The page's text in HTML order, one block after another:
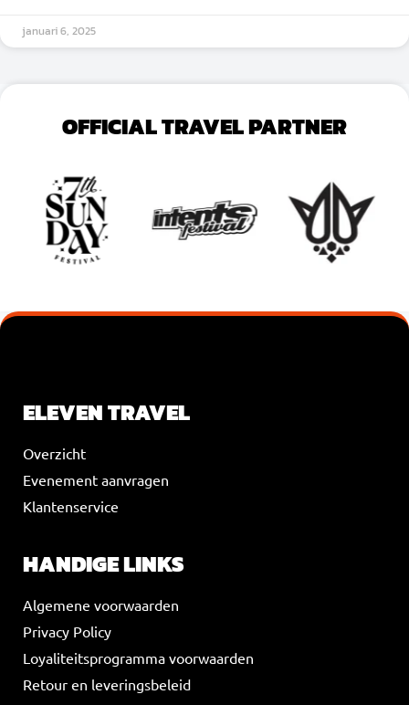
januari 6, 2025
OFFICIAL TRAVEL PARTNER
ELEVEN TRAVEL
Overzicht
Evenement aanvragen
Klantenservice
HANDIGE LINKS
Algemene voorwaarden
Privacy Policy
Loyaliteitsprogramma voorwaarden
Retour en leveringsbeleid